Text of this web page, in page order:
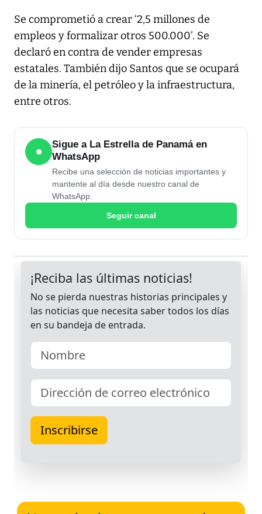
Se comprometió a crear ‘2,5 millones de
empleos y formalizar otros 500.000’. Se
declaró en contra de vender empresas
estatales. También dijo Santos que se ocupará
de la minería, el petróleo y la infraestructura,
entre otros.
●
Sigue a La Estrella de Panamá en
WhatsApp
Recibe una selección de noticias importantes y
mantente al día desde nuestro canal de
WhatsApp.
Seguir canal